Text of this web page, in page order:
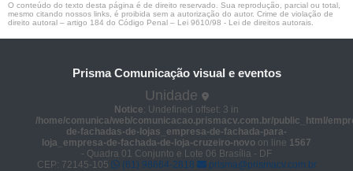
O conteúdo do texto desta página é de direito reservado. Sua reprodução, parcial ou total,
mesmo citando nossos links, é proibida sem a autorização do autor. Crime de violação de
direito autoral – artigo 184 do Código Penal – Lei 9610/98 - Lei de direitos autorais
Prisma Comunicação visual e eventos
Unidade
Notice: Undefined offset: 3 in
/home/comunica/web/comunicacao.prismacv.com.br/public_html/
de-fachadas-de-lojas_empresa-de-fachada-para-
loja_empresa-de-fachada-de-loja-cruzeiro-novo on line 1567
- Quadra 01 Conjunto e Lote 06 Brasília - DF
CEP: 72145-105
(61) 98664-2818 prisma@prismacv.com.br